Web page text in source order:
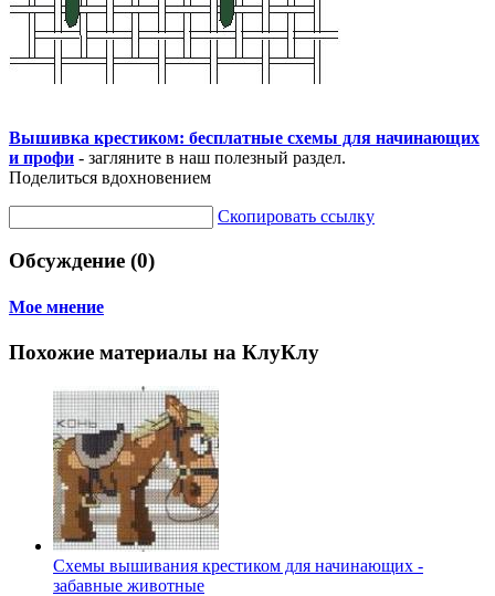
Вышивка крестиком: бесплатные схемы для начинающих
и профи - загляните в наш полезный раздел.
Поделиться вдохновением
Скопировать ссылку
Обсуждение (0)
Мое мнение
Похожие материалы на КлуКлу
Схемы вышивания крестиком для начинающих -
забавные животные